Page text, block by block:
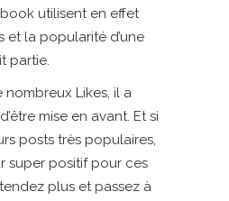
utilisent en effet
et la popularité d’une
partie.
Likes, il a
mise en avant. Et si
posts très populaires,
super positif pour ces
plus et passez à